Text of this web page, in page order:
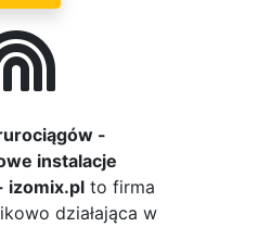
-
instalacje
izomix.plto firma
działająca w